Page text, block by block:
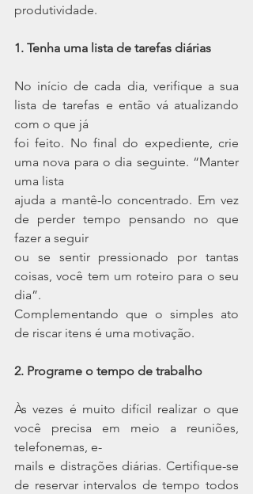
produtividade.
1. Tenha uma lista de tarefas diárias
No início de cada dia, verifique a sua
lista de tarefas e então vá atualizando
com o que já
foi feito. No final do expediente, crie
uma nova para o dia seguinte. “Manter
uma lista
ajuda a mantê-lo concentrado. Em vez
de perder tempo pensando no que
fazer a seguir
ou se sentir pressionado por tantas
coisas, você tem um roteiro para o seu
dia”.
Complementando que o simples ato
de riscar itens é uma motivação.
2. Programe o tempo de trabalho
Às vezes é muito difícil realizar o que
você precisa em meio a reuniões,
telefonemas, e-
mails e distrações diárias. Certifique-se
de reservar intervalos de tempo todos